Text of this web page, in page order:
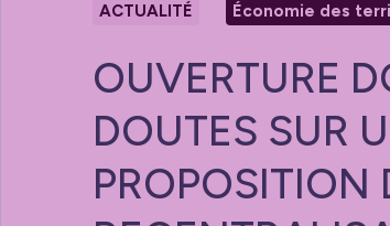
ACTUALITÉ Économie des
OUVERTURE
DOUTES SUR
PROPOSITION